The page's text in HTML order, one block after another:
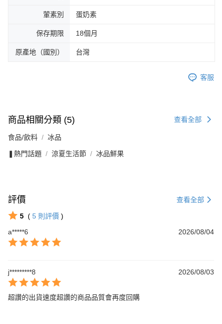
葷素別 蛋奶素
保存期限 18個月
原產地（國別） 台灣
客服
商品相關分類 (5) 查看全部
食品/飲料 冰品
❚熱門話題 涼夏生活節 冰品鮮果
評價 查看全部
5 ( 5 則評價 )
a*****6
2026/08/04
j*********8 2026/08/03
超讚的出貨速度超讚的商品品質會再度回購